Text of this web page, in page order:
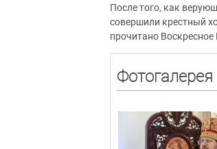
После того, как
совершили крестный
прочитано
Фотогалерея